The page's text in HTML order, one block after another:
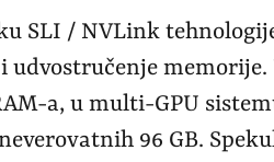
SLI / NVLink
udvostručenje
a, u multi-GPU
96 GB.